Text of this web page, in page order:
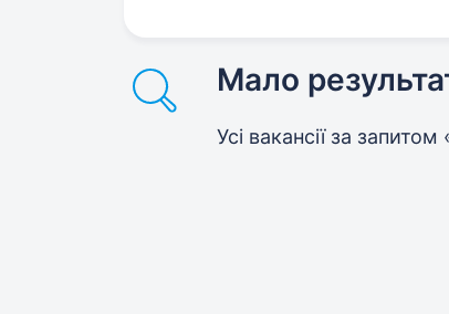
Мало
Усі вакансії за